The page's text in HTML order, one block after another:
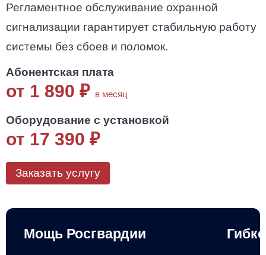
Регламентное обслуживание охранной
сигнализации гарантирует стабильную работу
системы без сбоев и поломок.
Абонентская плата
от 1 890 ₽ в месяц
Оборудование с установкой
от 17 390 ₽
Заказать услугу
Мощь Росгвардии